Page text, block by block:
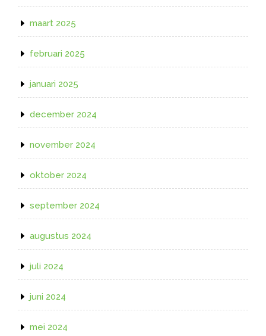
maart 2025
februari 2025
januari 2025
december 2024
november 2024
oktober 2024
september 2024
augustus 2024
juli 2024
juni 2024
mei 2024